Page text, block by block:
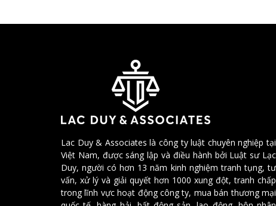
Lac Duy & Associates là công ty luật chuyên nghiệp tại
Việt Nam, được sáng lập và điều hành bởi Luật sư Lạc
Duy, người có hơn 13 năm kinh nghiệm tranh tụng, tư
vấn, xử lý và giải quyết hơn 1000 xung đột, tranh chấp
trong lĩnh vực hoạt động công ty, mua bán thương mại